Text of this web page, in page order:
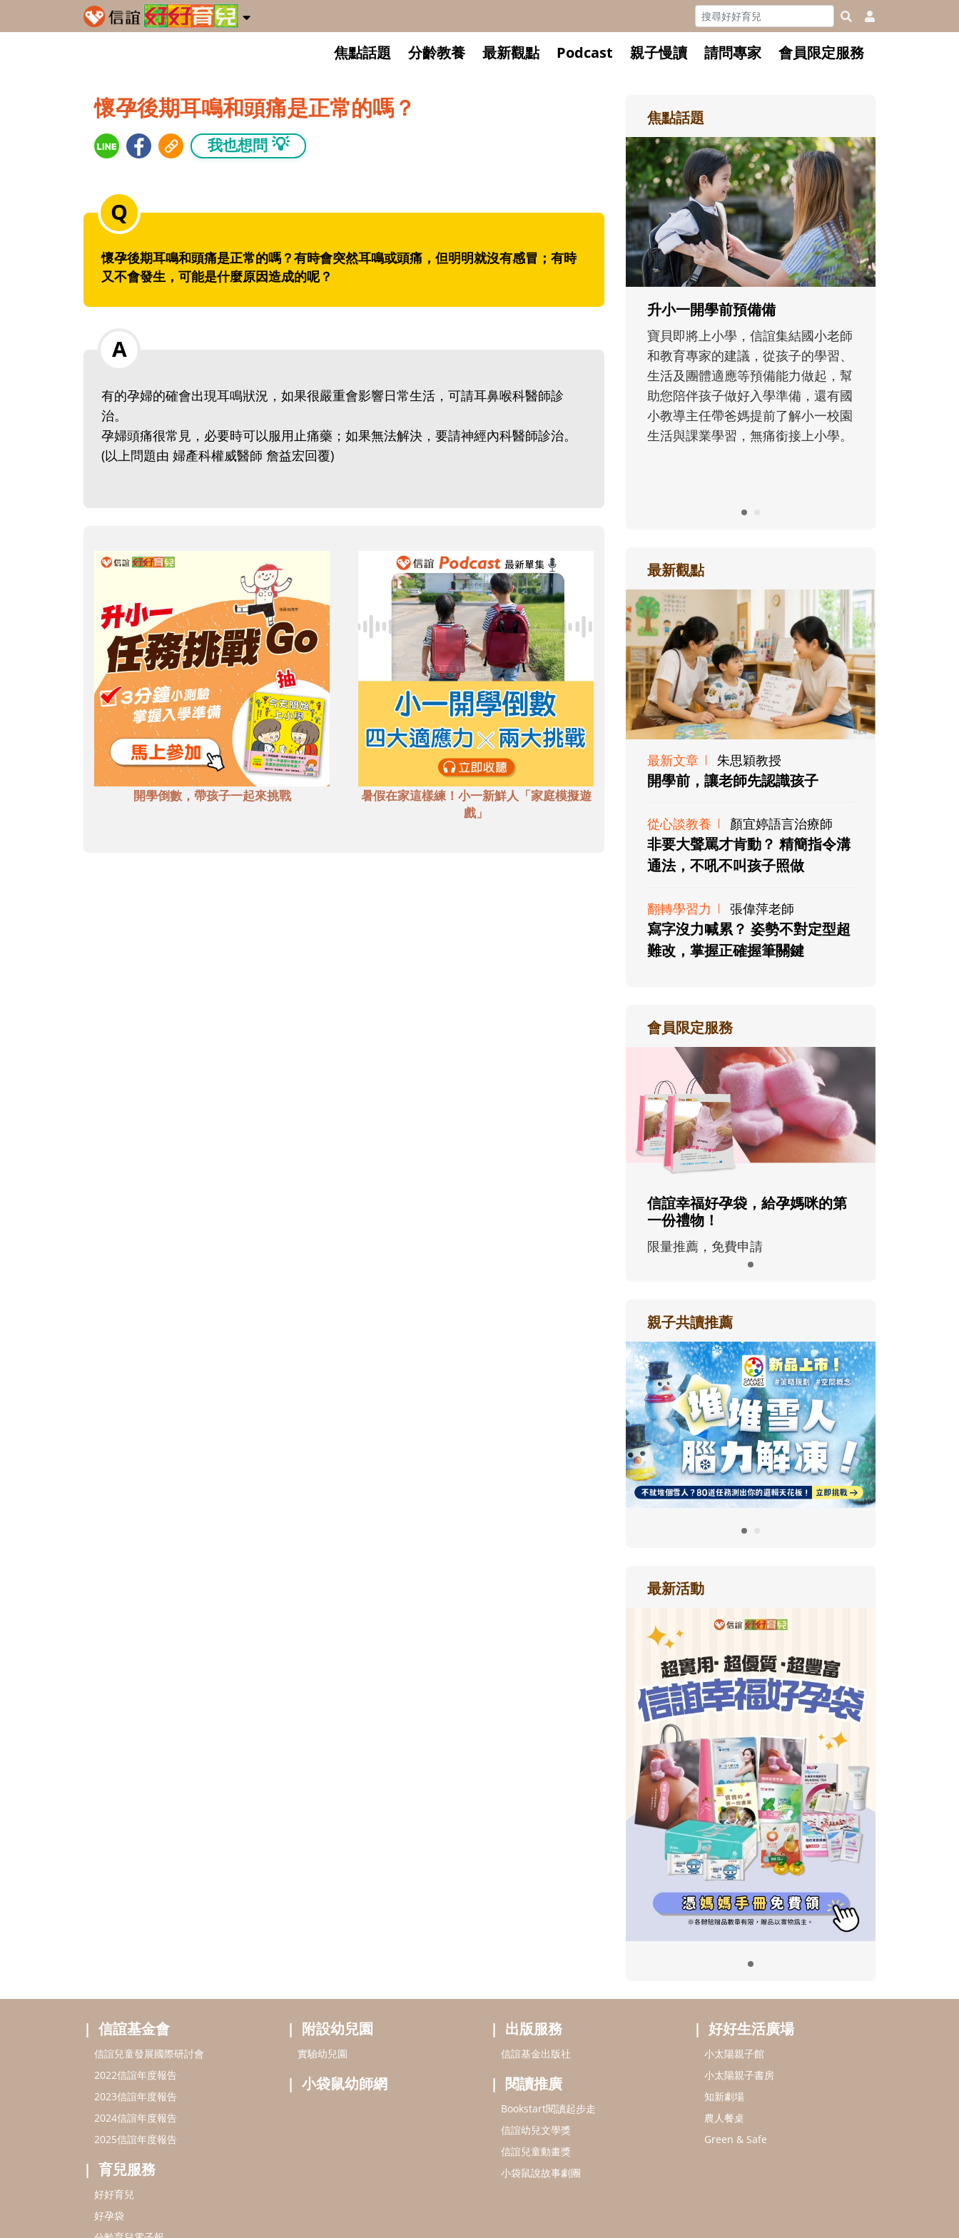
焦點話題 分齡教養 最新觀點 Podcast 親子慢讀 請問專家 會員限定服務
懷孕後期耳鳴和頭痛是正常的嗎？
我也想問 💡
懷孕後期耳鳴和頭痛是正常的嗎？有時會突然耳鳴或頭痛，但明明就沒有感冒；有時
又不會發生，可能是什麼原因造成的呢？
有的孕婦的確會出現耳鳴狀況，如果很嚴重會影響日常生活，可請耳鼻喉科醫師診
治。
孕婦頭痛很常見，必要時可以服用止痛藥；如果無法解決，要請神經內科醫師診治。
(以上問題由 婦產科權威醫師 詹益宏回覆)
開學倒數，帶孩子一起來挑戰
暑假在家這樣練！小一新鮮人「家庭模擬遊
戲」
焦點話題
升小一開學前預備備
助您陪伴孩子做好入學準備，還有國
生活與課業學習，無痛銜接上小學。
和孩子一起長大的那個男人│讀
懂父親的不同模樣
沒有人天生就擅長當爸爸！男人總是
在一次次「前所未有」的體驗中，跟
著孩子一起長大。從給予安全感的肢
體遊戲，到獨立自主、角色認同及解
決問題的能力養成。爸爸正嘗試用不
同的模樣，參與孩子每個重要的成長
歷程。
最新觀點
最新文章 朱思穎教授
開學前，讓老師先認識孩子
從心談教養 顏宜婷語言治療師
非要大聲罵才肯動？ 精簡指令溝
通法，不吼不叫孩子照做
翻轉學習力 張偉萍老師
寫字沒力喊累？ 姿勢不對定型超
難改，掌握正確握筆關鍵
會員限定服務
信誼幸福好孕袋，給孕媽咪的第
一份禮物！
限量推薦，免費申請
親子共讀推薦
最新活動
信誼基金會
信誼兒童發展國際研討會
2022信誼年度報告
2023信誼年度報告
2024信誼年度報告
2025信誼年度報告
育兒服務
好好育兒
好孕袋
附設幼兒園
實驗幼兒園
小袋鼠幼師網
出版服務
信誼基金出版社
閱讀推廣
Bookstart閱讀起步走
信誼幼兒文學獎
信誼兒童動畫獎
小袋鼠說故事劇團
好好生活廣場
小太陽親子館
小太陽親子書房
知新劇場
農人餐桌
Green & Safe